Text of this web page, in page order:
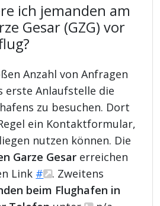
ich jemanden am
Gesar (GZG) vor
Anzahl von Anfragen
erste Anlaufstelle die
zu besuchen. Dort
ein Kontaktformular,
nutzen können. Die
Garze Gesar erreichen
Link #
. Zweitens
beim Flughafen in